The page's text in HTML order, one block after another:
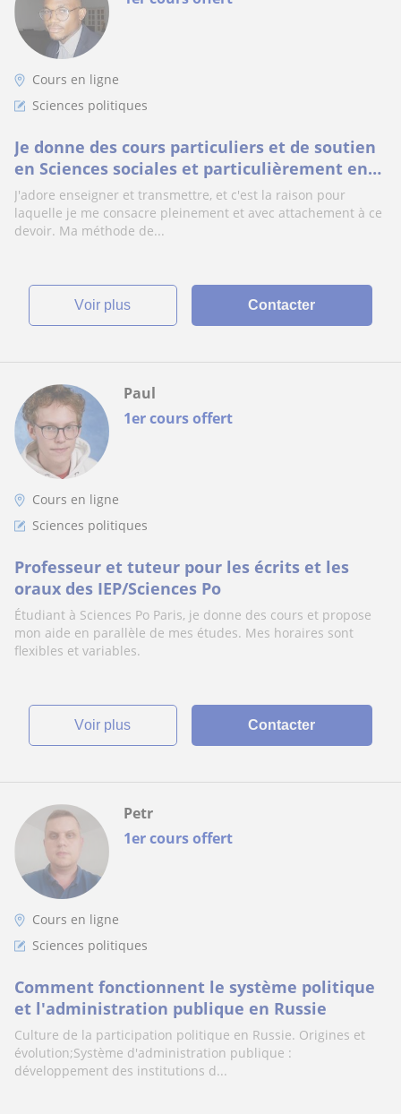
Cours en ligne
Sciences politiques
Je donne des cours particuliers et de soutien
en Sciences sociales et particulièrement en
Sciences politiques. J'encadre également à la
recherche académique, à la rédaction des
rapports de stage. Je suis également apte à
J'adore enseigner et transmettre, et c'est la raison pour
laquelle je me consacre pleinement et avec attachement à ce
devoir. Ma méthode de...
voir plus Contacter
1er cours offert
Paul
Cours en ligne
Sciences politiques
Professeur et tuteur pour les écrits et les
oraux des IEP/Sciences Po
Étudiant à Sciences Po Paris, je donne des cours et propose
mon aide en parallèle de mes études. Mes horaires sont
flexibles et variables.
voir plus Contacter
1er cours offert
Petr
Cours en ligne
Sciences politiques
Comment fonctionnent le système politique
et l'administration publique en Russie
Culture de la participation politique en Russie. Origines et
évolution;Système d'administration publique :
développement des institutions d...